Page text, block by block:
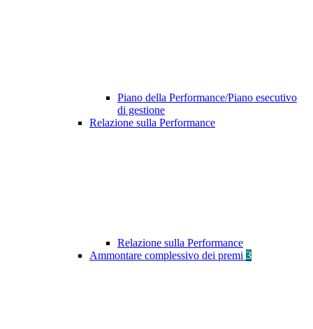
Piano della Performance/Piano esecutivo
di gestione
Relazione sulla Performance
Relazione sulla Performance
Ammontare complessivo dei premi 3